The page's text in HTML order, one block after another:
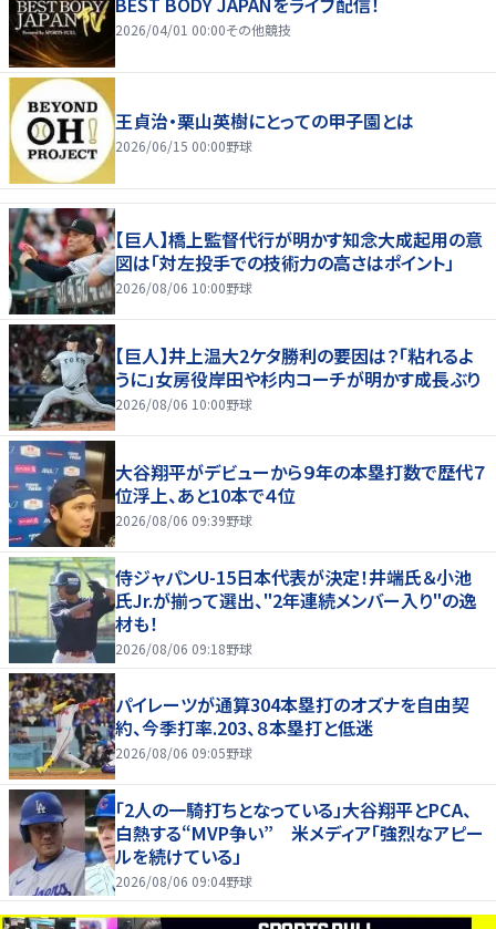
2026/04/01 00:00その他競技
王貞治・栗山英樹にとっての甲子園とは
2026/06/15 00:00野球
【巨人】橋上監督代行が明かす知念大成起用の意
図は「対左投手での技術力の高さはポイント」
2026/08/06 10:00野球
【巨人】井上温大2ケタ勝利の要因は？「粘れるよ
うに」女房役岸田や杉内コーチが明かす成長ぶり
2026/08/06 10:00野球
大谷翔平がデビューから９年の本塁打数で歴代７
位浮上、あと10本で４位
2026/08/06 09:39野球
侍ジャパンU-15日本代表が決定！井端氏＆小池
氏Jr.が揃って選出、"2年連続メンバー入り"の逸
材も！
2026/08/06 09:18野球
パイレーツが通算304本塁打のオズナを自由契
約、今季打率.203、８本塁打と低迷
2026/08/06 09:05野球
「2人の一騎打ちとなっている」大谷翔平とPCA、
白熱する“MVP争い” 米メディア「強烈なアピー
ルを続けている」
2026/08/06 09:04野球